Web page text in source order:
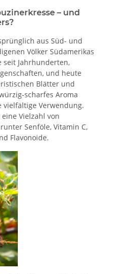
– und
aus Süd- und
Völker Südamerikas
seit Jahrhunderten,
und heute
Blätter und
scharfes Aroma
Verwendung.
Vielzahl von
Senföle, Vitamin C,
Flavonoide.